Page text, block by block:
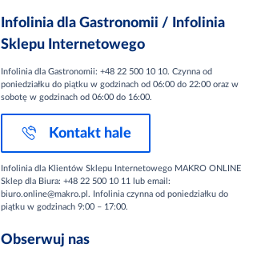
Infolinia dla Gastronomii / Infolinia
Sklepu Internetowego
Infolinia dla Gastronomii: +48 22 500 10 10. Czynna od
poniedziałku do piątku w godzinach od 06:00 do 22:00 oraz w
sobotę w godzinach od 06:00 do 16:00.
Kontakt hale
Infolinia dla Klientów Sklepu Internetowego MAKRO ONLINE
Sklep dla Biura: +48 22 500 10 11 lub email:
biuro.online@makro.pl. Infolinia czynna od poniedziałku do
piątku w godzinach 9:00 – 17:00.
Obserwuj nas